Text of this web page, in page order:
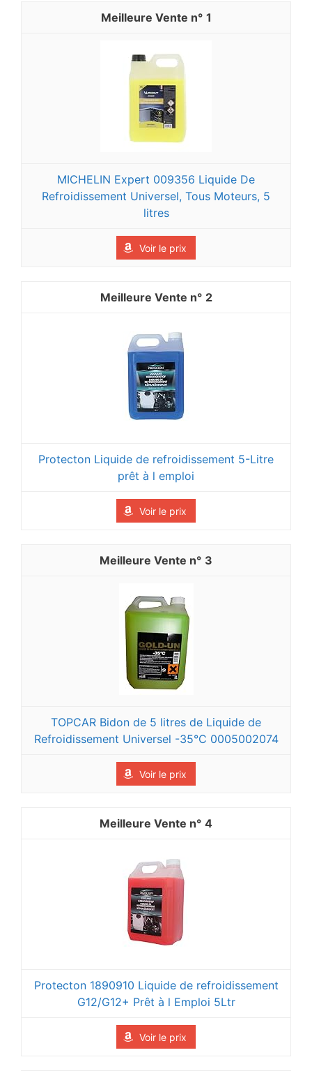
1
MICHELIN Expert 009356 Liquide De
Refroidissement Universel, Tous Moteurs, 5
litres
Voir le prix
2
Protecton Liquide de refroidissement 5-Litre
prêt à l emploi
Voir le prix
3
TOPCAR Bidon de 5 litres de Liquide de
Refroidissement Universel -35°C 0005002074
Voir le prix
4
Protecton 1890910 Liquide de refroidissement
G12/G12+ Prêt à l Emploi 5Ltr
Voir le prix